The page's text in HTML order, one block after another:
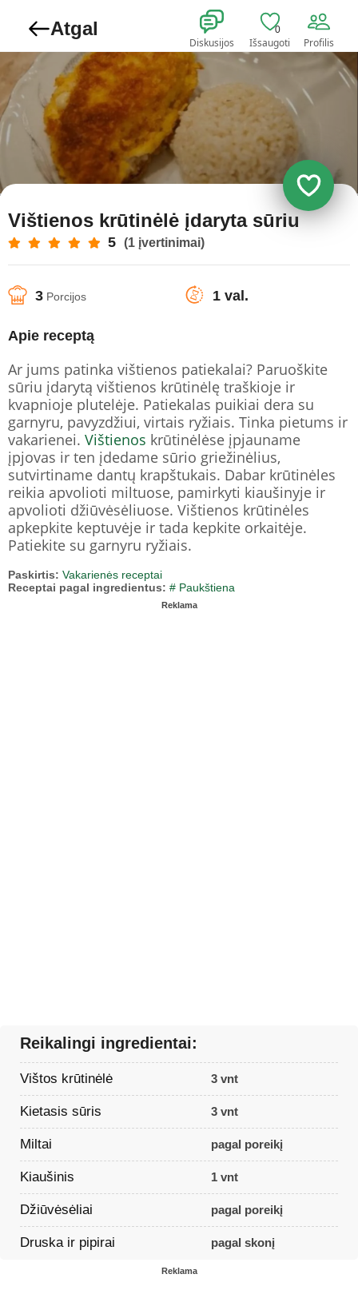
Atgal
Diskusijos
0
Išsaugoti Profilis
Vištienos krūtinėlė įdaryta sūriu
5 (1 įvertinimai)
3 Porcijos 1 val.
Apie receptą
Ar jums patinka vištienos patiekalai? Paruoškite
sūriu įdarytą vištienos krūtinėlę traškioje ir
kvapnioje plutelėje. Patiekalas puikiai dera su
garnyru, pavyzdžiui, virtais ryžiais. Tinka pietums ir
vakarienei. Vištienos krūtinėlėse įpjauname
įpjovas ir ten įdedame sūrio griežinėlius,
sutvirtiname dantų krapštukais. Dabar krūtinėles
reikia apvolioti miltuose, pamirkyti kiaušinyje ir
apvolioti džiūvėsėliuose. Vištienos krūtinėles
apkepkite keptuvėje ir tada kepkite orkaitėje.
Patiekite su garnyru ryžiais.
Paskirtis: Vakarienės receptai
Receptai pagal ingredientus: # Paukštiena
Reklama
Reikalingi ingredientai:
Vištos krūtinėlė 3 vnt
Kietasis sūris 3 vnt
Miltai pagal poreikį
Kiaušinis 1 vnt
Džiūvėsėliai pagal poreikį
Druska ir pipirai pagal skonį
Reklama